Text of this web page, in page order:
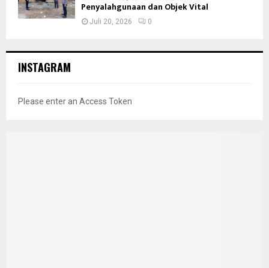
Penyalahgunaan dan Objek Vital
Juli 20, 2026 0
INSTAGRAM
Please enter an Access Token